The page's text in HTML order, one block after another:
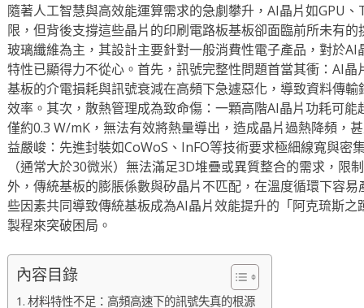
隨著人工智慧與高效能運算需求的急劇攀升，AI晶片如GPU
限，但背後支撐這些晶片的印刷電路板基板卻面臨前所未有
玻璃纖維為主，其設計主要針對一般消費性電子產品，對於
特性已顯得力不從心。首先，訊號完整性問題首當其衝：AI
基板的介電損耗與訊號衰減在高頻下急遽惡化，導致資料傳
效率。其次，散熱管理成為致命傷：一顆高階AI晶片功耗可
僅約0.3 W/mK，無法有效將熱量導出，造成晶片過熱降頻，
益嚴峻：先進封裝如CoWoS、InFO等技術要求極細線寬與密
（通常大於30微米）無法滿足3D堆疊或異質整合的需求，限
外，傳統基板的膨脹係數與矽晶片不匹配，在溫度循環下容
些因素共同導致傳統基板成為AI晶片效能提升的「阿克琉斯
製程來突破困局。
內容目錄
材料特性不足：高頻高速下的訊號失真的根源